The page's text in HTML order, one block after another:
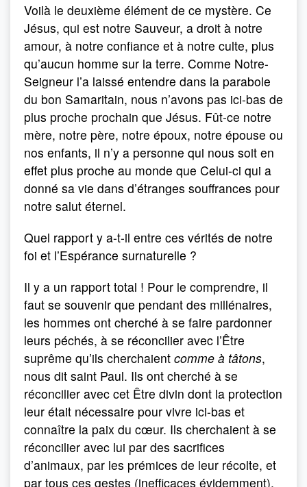
Voilà le deuxième élément de ce mystère. Ce
Jésus, qui est notre Sauveur, a droit à notre
amour, à notre confiance et à notre culte, plus
qu’aucun homme sur la terre. Comme Notre-
Seigneur l’a laissé entendre dans la parabole
du bon Samaritain, nous n’avons pas ici-bas de
plus proche prochain que Jésus. Fût-ce notre
mère, notre père, notre époux, notre épouse ou
nos enfants, il n’y a personne qui nous soit en
effet plus proche au monde que Celui-ci qui a
donné sa vie dans d’étranges souffrances pour
notre salut éternel.
Quel rapport y a-t-il entre ces vérités de notre
foi et l’Espérance surnaturelle ?
Il y a un rapport total ! Pour le comprendre, il
faut se souvenir que pendant des millénaires,
les hommes ont cherché à se faire pardonner
leurs péchés, à se réconcilier avec l’Être
suprême qu’ils cherchaient comme à tâtons,
nous dit saint Paul. Ils ont cherché à se
réconcilier avec cet Être divin dont la protection
leur était nécessaire pour vivre ici-bas et
connaître la paix du cœur. Ils cherchaient à se
réconcilier avec lui par des sacrifices
d’animaux, par les prémices de leur récolte, et
par tous ces gestes (inefficaces évidemment),